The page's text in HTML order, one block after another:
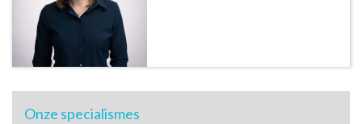
Onze specialismes